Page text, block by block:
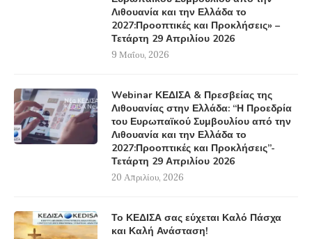
Λιθουανία και την Ελλάδα το
2027:Προοπτικές και Προκλήσεις» –
Τετάρτη 29 Απριλίου 2026
9 Μαΐου, 2026
Webinar ΚΕΔΙΣΑ & Πρεσβείας της
Λιθουανίας στην Ελλάδα: “Η Προεδρία
του Ευρωπαϊκού Συμβουλίου από την
Λιθουανία και την Ελλάδα το
2027:Προοπτικές και Προκλήσεις”-
Τετάρτη 29 Απριλίου 2026
20 Απριλίου, 2026
Το ΚΕΔΙΣΑ σας εύχεται Καλό Πάσχα
και Καλή Ανάσταση!